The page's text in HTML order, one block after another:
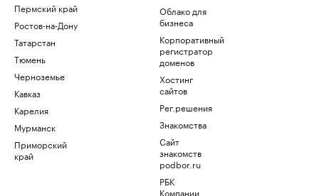
Пермский край
Ростов-на-Дону
Татарстан
Тюмень
Черноземье
Кавказ
Карелия
Мурманск
Приморский
край
Облако для
бизнеса
Корпоративный
регистратор
доменов
Хостинг
сайтов
Рег.решения
Знакомства
Сайт
знакомств
podbor.ru
РБК
Компании